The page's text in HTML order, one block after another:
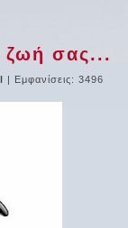
ζωή σας...
| Εμφανίσεις: 3496